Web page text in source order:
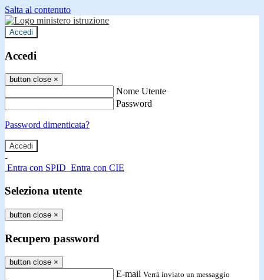
Salta al contenuto
Accedi
Accedi
button close ×
Nome Utente
Password
Password dimenticata?
-
Entra con SPID Entra con CIE
Seleziona utente
button close ×
Recupero password
button close ×
E-mail Verrà inviato un messaggio